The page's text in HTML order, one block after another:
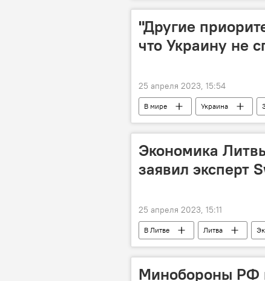
"Другие
что Украину не
25 апреля 2023, 15:54
В мире Украина
Экономика
заявил эксперт
25 апреля 2023, 15:11
В Литве Литва
Минобороны РФ